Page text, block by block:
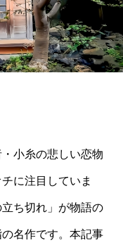
小糸の悲しい恋物
に注目していま
ち切れ」が物語の
名作です。本記事